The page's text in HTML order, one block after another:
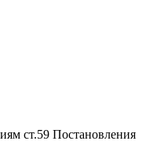
ст.59 Постановления